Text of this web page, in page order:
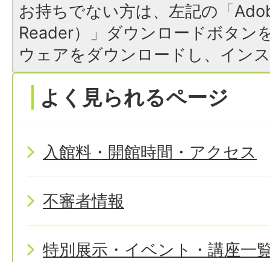
お持ちでない方は、左記の「
Reader）」ダウンロードボタン
ウェアをダウンロードし、イン
よく見られるページ
入館料・開館時間・アクセス
不審者情報
特別展示・イベント・講座一